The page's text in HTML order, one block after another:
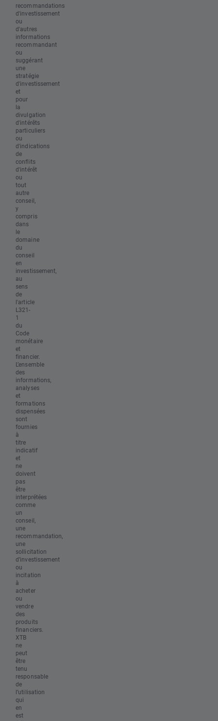
recommandations
d'investissement
ou
d'autres
informations
recommandant
ou
suggérant
une
stratégie
d'investissement
et
pour
la
divulgation
d'intérêts
particuliers
ou
d'indications
de
conflits
d'intérêt
ou
tout
autre
conseil,
y
compris
dans
le
domaine
du
conseil
en
investissement,
au
sens
de
l'article
L321-
1
du
Code
monétaire
et
financier.
L’ensemble
des
informations,
analyses
et
formations
dispensées
sont
fournies
à
titre
indicatif
et
ne
doivent
pas
être
interprétées
comme
un
conseil,
une
recommandation,
une
sollicitation
d’investissement
ou
incitation
à
acheter
ou
vendre
des
produits
financiers.
XTB
ne
peut
être
tenu
responsable
de
l’utilisation
qui
en
est